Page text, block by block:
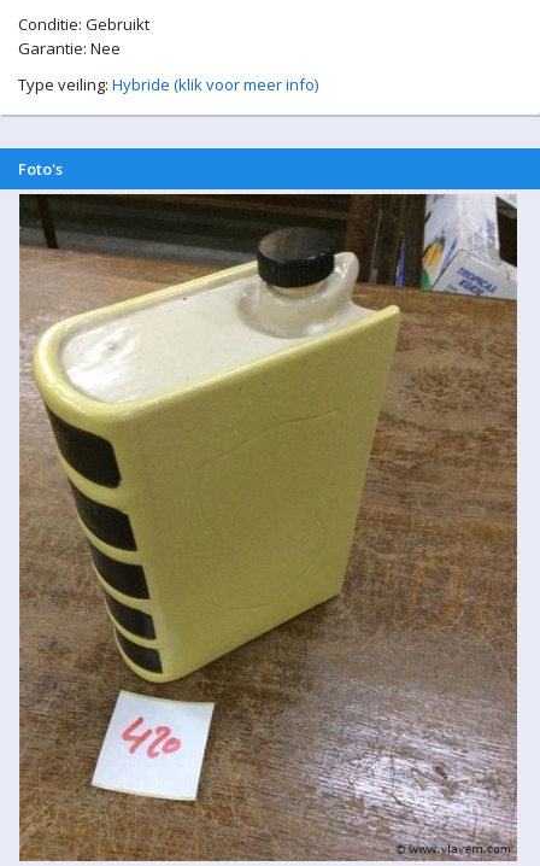
Conditie: Gebruikt
Garantie: Nee
Type veiling: Hybride (klik voor meer info)
Foto's